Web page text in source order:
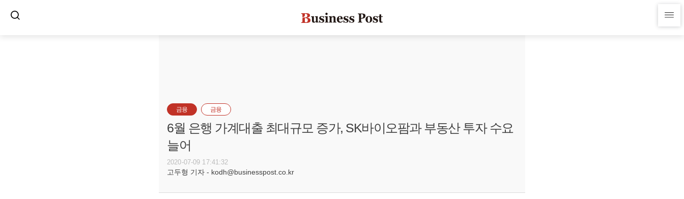
금융 금융
6월 은행 가계대출 최대규모 증가, SK바이오팜과 부동산 투자 수요
늘어
2020-07-09 17:41:32
고두형 기자 - kodh@businesspost.co.kr